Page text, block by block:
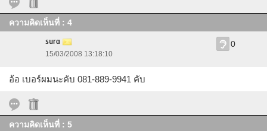
ความคิดเห็นที่ : 4
sura
15/03/2008 13:18:10
0
อ้อ เบอร์ผมนะคับ 081-889-9941 คับ
ความคิดเห็นที่ : 5